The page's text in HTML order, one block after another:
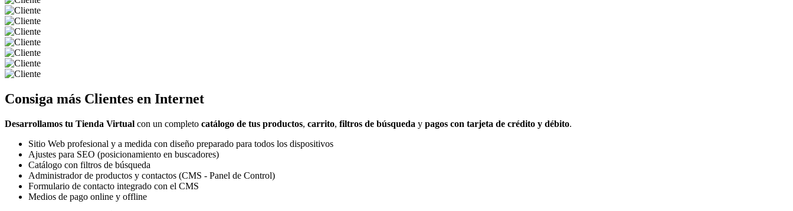
Consiga más Clientes en Internet
Desarrollamos tu Tienda Virtual con un completo catálogo de tus productos, carrito, filtros de búsqueda y pagos con tarjeta de crédito y débito.
Sitio Web profesional y a medida con diseño preparado para todos los dispositivos
Ajustes para SEO (posicionamiento en buscadores)
Catálogo con filtros de búsqueda
Administrador de productos y contactos (CMS - Panel de Control)
Formulario de contacto integrado con el CMS
Medios de pago online y offline